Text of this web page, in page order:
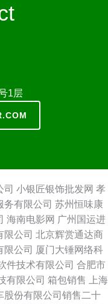
1层
司 小银匠银饰批发网 孝
务有限公司 苏州恒味康
海南电影网 广州国运进
限公司 北京辉赏通达商
限公司 厦门大锤网络科
件技术有限公司 合肥市
有限公司 箱包销售
上海
股份有限公司销售二十